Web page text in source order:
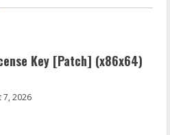
Key [Patch] (x86x64)
7, 2026